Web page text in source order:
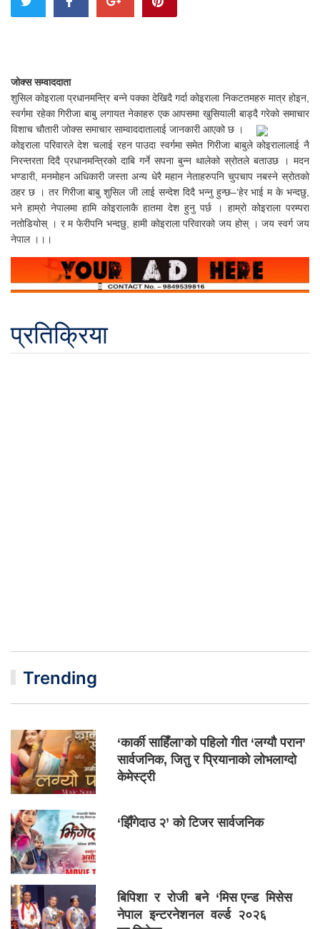
जोक्स सम्वाददाता
शुसिल कोइराला प्रधानमन्त्रि बन्ने पक्का देखिदै गर्दा कोइराला निकटतमहरु मात्र होइन,
स्वर्गमा रहेका गिरीजा बाबु लगायत नेकाहरु एक आपसमा खुसियाली बाड्दै गरेको समाचार
विशाच चौतारी जोक्स समाचार साम्वाददातालाई जानकारी आएको छ ।
कोइराला परिवारले देश चलाई रहन पाउदा स्वर्गमा समेत गिरीजा बाबुले कोइरालालाई नै
निरन्तरता दिदै प्रधानमन्त्रिको दाबि गर्ने सपना बुन्न थालेको स्रोतले बताउछ । मदन
भण्डारी, मनमोहन अधिकारी जस्ता अन्य धेरै महान नेताहरुपनि चुपचाप नबस्ने स्रोतको
ठहर छ । तर गिरीजा बाबु शुसिल जी लाई सन्देश दिदै भन्नु हुन्छ–‘हेर भाई म के भन्दछु,
भने हाम्रो नेपालमा हामि कोइरालाकै हातमा देश हुनु पर्छ । हाम्रो कोइराला परम्परा
नतोडियोस् । र म फेरीपनि भन्दछु, हामी कोइराला परिवारको जय होस् । जय स्वर्ग जय
नेपाल ।।।
प्रतिक्रिया
Trending
‘कार्की साहिँला’को पहिलो गीत ‘लग्यौ परान’
सार्वजनिक, जितु र प्रियानाको लोभलाग्दो
केमेस्ट्री
‘झिँगेदाउ २’ को टिजर सार्वजनिक
बिपिशा र रोजी बने ‘मिस एन्ड मिसेस
नेपाल इन्टरनेशनल वर्ल्ड २०२६